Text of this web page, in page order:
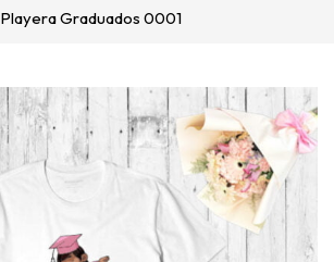
Playera Graduados 0001